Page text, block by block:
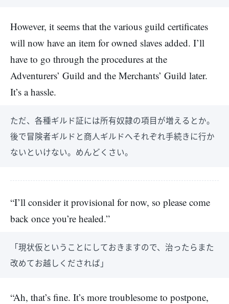
However, it seems that the various guild certificates
will now have an item for owned slaves added. I’ll
have to go through the procedures at the
Adventurers’ Guild and the Merchants’ Guild later.
It’s a hassle.
ただ、各種ギルド証には所有奴隷の項目が増えるとか。
後で冒険者ギルドと商人ギルドへそれぞれ手続きに行か
ないといけない。めんどくさい。
“I’ll consider it provisional for now, so please come
back once you’re healed.”
「現状仮ということにしておきますので、治ったらまた
改めてお越しくだされば」
“Ah, that’s fine. It’s more troublesome to postpone,